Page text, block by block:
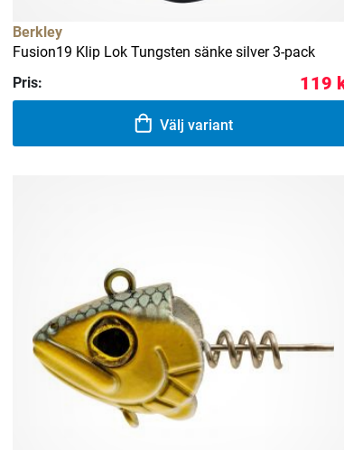
Berkley
Fusion19 Klip Lok Tungsten sänke silver 3-pack
Pris:
119
Välj variant